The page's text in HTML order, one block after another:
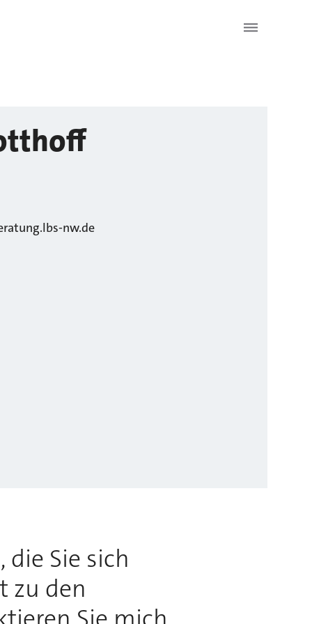
nw.de
Sie sich
zu den